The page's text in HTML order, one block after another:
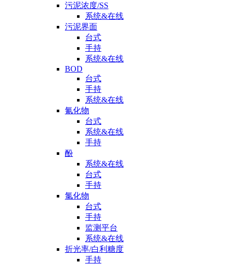
污泥浓度/SS
系统&在线
污泥界面
台式
手持
系统&在线
BOD
台式
手持
系统&在线
氰化物
台式
系统&在线
手持
酚
系统&在线
台式
手持
氯化物
台式
手持
监测平台
系统&在线
折光率/白利糖度
手持